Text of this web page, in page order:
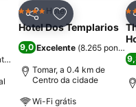
favoritos
PartilharAdicionar aos
4 EstrelasHotel
Hotel Dos Templarios
9,0 Excelente (8.265
Tomar, a 0.4 km de
Centro da cidade
Wi-Fi grátis
4